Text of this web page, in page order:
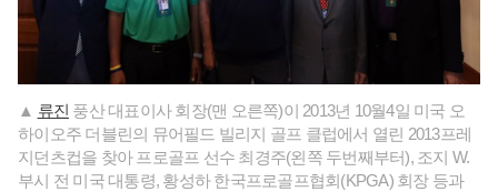
▲ 류진 풍산 대표이사 회장(맨 오른쪽)이 2013년 10월4일 미국 오
하이오주 더블린의 뮤어필드 빌리지 골프 클럽에서 열린 2013프레
지던츠컵을 찾아 프로골프 선수 최경주(왼쪽 두번째부터), 조지 W.
부시 전 미국 대통령, 황성하 한국프로골프협회(KPGA) 회장 등과